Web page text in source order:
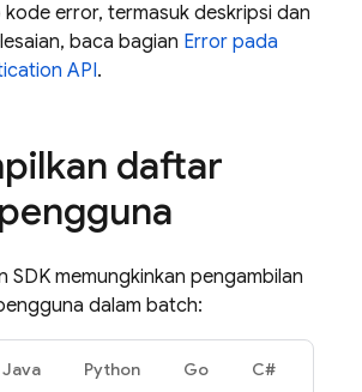
error, termasuk deskripsi dan
baca bagian Error pada
API.
daftar
SDK memungkinkan pengambilan
dalam batch:
Java Python Go C#